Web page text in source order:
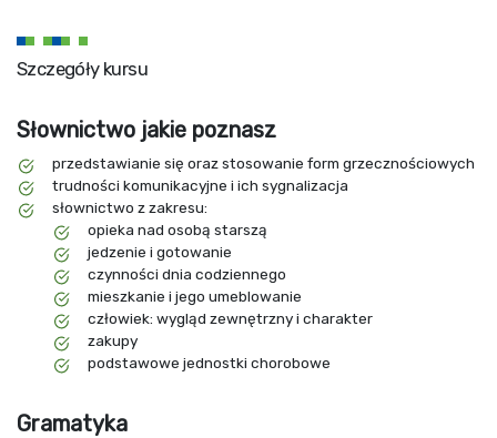
Szczegóły kursu
Słownictwo jakie poznasz
przedstawianie się oraz stosowanie form grzecznościowych
trudności komunikacyjne i ich sygnalizacja
słownictwo z zakresu:
opieka nad osobą starszą
jedzenie i gotowanie
czynności dnia codziennego
mieszkanie i jego umeblowanie
człowiek: wygląd zewnętrzny i charakter
zakupy
podstawowe jednostki chorobowe
Gramatyka